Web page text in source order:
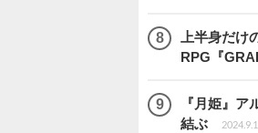
上半身だ
RPG『
『月姫』
結ぶ